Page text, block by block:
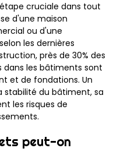
cruciale dans tout
d'une maison
ou d'une
les dernières
près de 30% des
les bâtiments sont
et de fondations. Un
du bâtiment, sa
les risques de
peut-on